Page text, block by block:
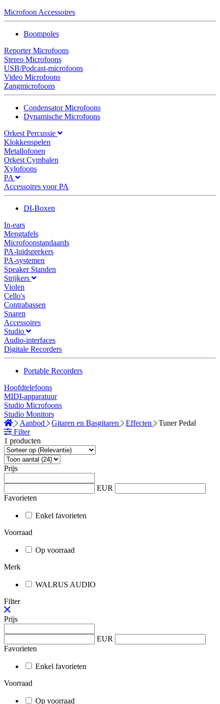
Microfoon Accessoires
Boompoles
Reporter Microfoons
Stereo Microfoons
USB/Podcast-microfoons
Video Microfoons
Zangmicrofoons
Condensator Microfoons
Dynamische Microfoons
Orkest Percussie
Klokkenspelen
Metallofonen
Orkest Cymbalen
Xylofoons
PA
Accessoires voor PA
DI-Boxen
In-ears
Mengtafels
Microfoonstandaards
PA-luidsprekers
PA-systemen
Speaker Standen
Strijkers
Violen
Cello's
Contrabassen
Snaren
Accessoires
Studio
Audio-interfaces
Digitale Recorders
Portable Recorders
Hoofdtelefoons
MIDI-apparatuur
Studio Microfoons
Studio Monitors
Aanbod
Gitaren en Basgitaren Effecten
Tuner Pedal
Filter
1 producten
Prijs
EUR
Favorieten
Enkel favorieten
Voorraad
Op voorraad
Merk
WALRUS AUDIO
Filter
Prijs
EUR
Favorieten
Enkel favorieten
Voorraad
Op voorraad